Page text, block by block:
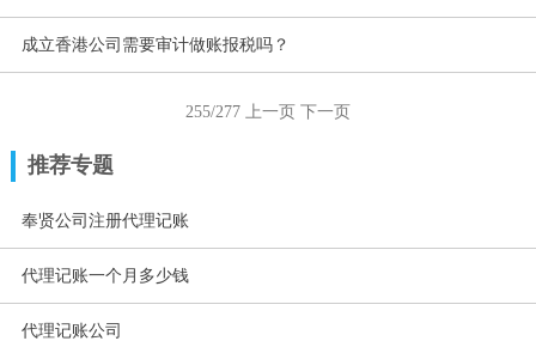
成立香港公司需要审计做账报税吗？
255/277 上一页 下一页
推荐专题
奉贤公司注册代理记账
代理记账一个月多少钱
代理记账公司